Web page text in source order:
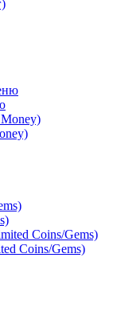
Coins/Gems)